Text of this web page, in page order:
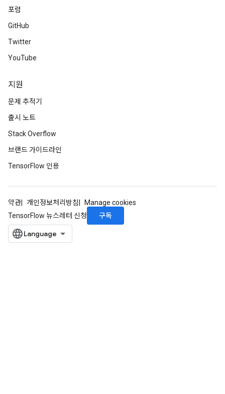
포럼
GitHub
Twitter
YouTube
지원
문제 추적기
출시 노트
Stack Overflow
브랜드 가이드라인
TensorFlow 인용
약관 개인정보처리방침
Manage cookies
TensorFlow 뉴스레터 신청
구독